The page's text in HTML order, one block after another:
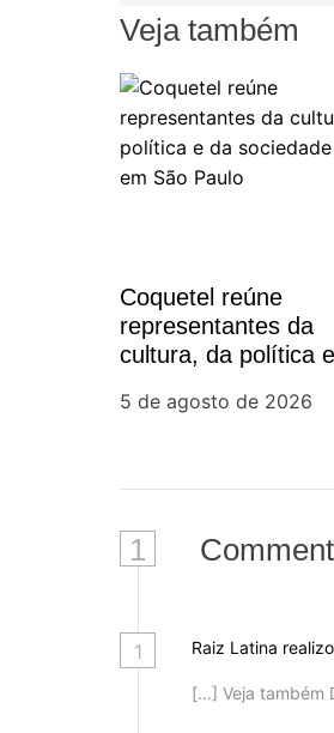
v
e
g
a
ã
o
e
P
s
Veja também
Coquetel reúne
representantes da
cultura, da política
Paulo
5 de agosto de 2026
1 Comment
1 Raiz Latina
[…] Veja também